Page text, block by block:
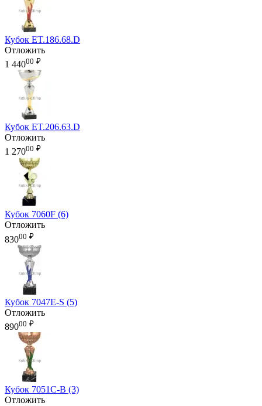
Кубок ET.186.68.D
Отложить
1 44000 ₽
Кубок ET.206.63.D
Отложить
1 27000 ₽
Кубок 7060F (6)
Отложить
83000 ₽
Кубок 7047E-S (5)
Отложить
89000 ₽
Кубок 7051C-B (3)
Отложить